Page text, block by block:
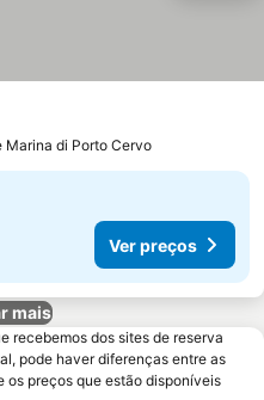
Marina di Porto Cervo
Ver preços
mais
recebemos dos sites de reserva
pode haver diferenças entre as
os preços que estão disponíveis